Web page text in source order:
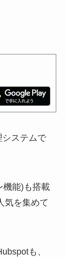
ステムで
機能)も搭載
気を集めて
も、